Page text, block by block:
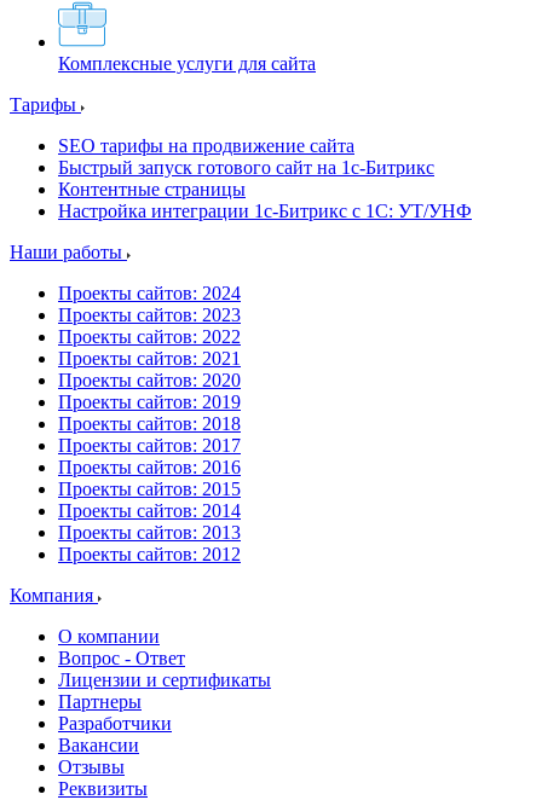
Комплексные услуги для сайта
Тарифы
SEO тарифы на продвижение сайта
Быстрый запуск готового сайт на 1с-Битрикс
Контентные страницы
Настройка интеграции 1с-Битрикс с 1С: УТ/УНФ
Наши работы
Проекты сайтов: 2024
Проекты сайтов: 2023
Проекты сайтов: 2022
Проекты сайтов: 2021
Проекты сайтов: 2020
Проекты сайтов: 2019
Проекты сайтов: 2018
Проекты сайтов: 2017
Проекты сайтов: 2016
Проекты сайтов: 2015
Проекты сайтов: 2014
Проекты сайтов: 2013
Проекты сайтов: 2012
Компания
О компании
Вопрос - Ответ
Лицензии и сертификаты
Партнеры
Разработчики
Вакансии
Отзывы
Реквизиты